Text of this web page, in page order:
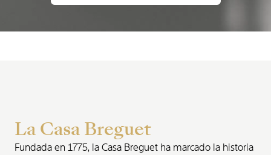
La Casa Breguet
Fundada en 1775, la Casa Breguet ha marcado la historia